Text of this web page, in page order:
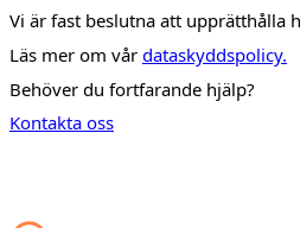
Vi är fast beslutna att upprätthålla
Läs mer om vår dataskyddspolicy.
Behöver du fortfarande hjälp?
Kontakta oss